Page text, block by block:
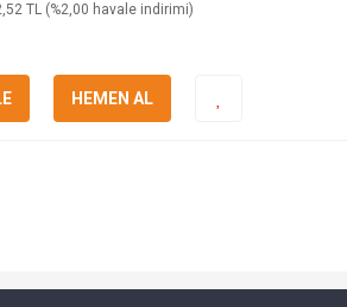
TL (%2,00 havale indirimi)
HEMEN AL